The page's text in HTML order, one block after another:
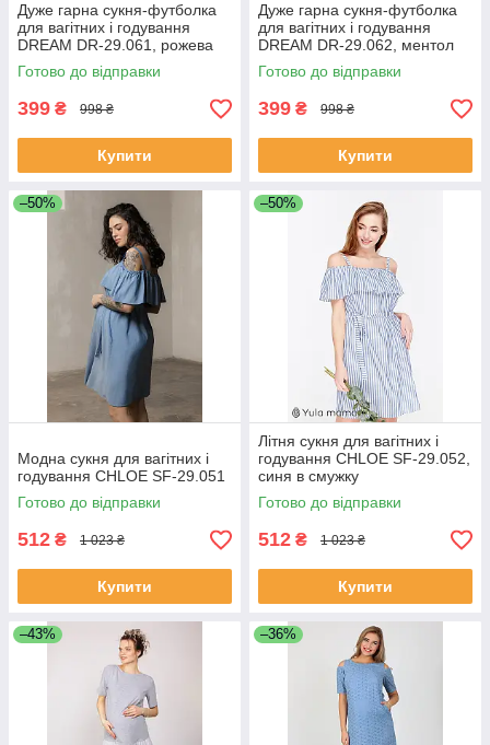
Дуже гарна сукня-футболка
для вагітних і годування
DREAM DR-29.061, рожева
Готово до відправки
399 ₴ 998 ₴
Купити
Дуже гарна сукня-футболка
для вагітних і годування
DREAM DR-29.062, ментол
Готово до відправки
399 ₴ 998 ₴
Купити
–50%
Модна сукня для вагітних і
годування CHLOE SF-29.051
Готово до відправки
512 ₴ 1 023 ₴
Купити
–50%
Літня сукня для вагітних і
годування CHLOE SF-29.052,
синя в смужку
Готово до відправки
512 ₴ 1 023 ₴
Купити
–43% –36%